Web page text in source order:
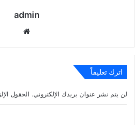
admin
اترك تعليقاً
لن يتم نشر عنوان بريدك الإلكتروني. الحقول